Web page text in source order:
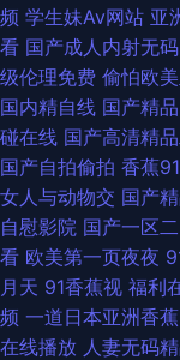
美色图小va 午夜影院
址 国产福利漂漂网 久
片福利 91精品熟妇
福利导航官网 欧美另
频网在线 AV色色导航
青青草 香蕉在线视频
频 学生妹Av网站 亚
看 国产成人内射无码
级伦理免费 偷怕欧
国内精自线 国产精
碰在线 国产高清精
国产自拍偷拍 香蕉
女人与动物交 国产
自慰影院 国产一区
看 欧美第一页夜夜
月天 91香蕉视 福利
频 一道日本亚洲香蕉
在线播放 人妻无码